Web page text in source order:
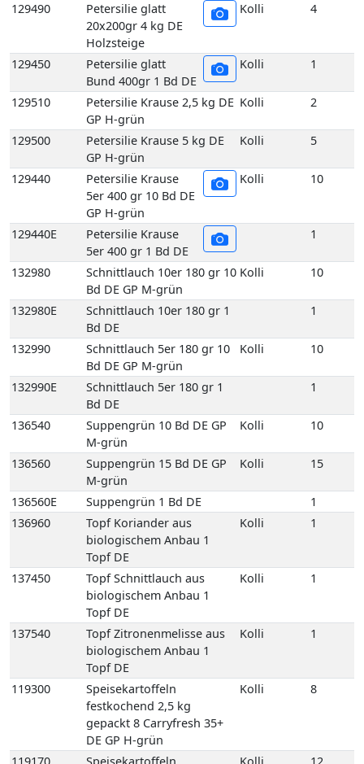
129490
Petersilie glatt
20x200gr 4 kg DE
Holzsteige
Kolli 4
129450
Petersilie glatt
Bund 400gr 1 Bd DE
Kolli 1
129510
Petersilie Krause 2,5 kg DE
GP H-grün
Kolli 2
129500
Petersilie Krause 5 kg DE
GP H-grün
Kolli 5
129440
Petersilie Krause
5er 400 gr 10 Bd DE
GP H-grün
Kolli 10
129440E
Petersilie Krause
5er 400 gr 1 Bd DE
1
132980
Schnittlauch 10er 180 gr 10
Bd DE GP M-grün
Kolli 10
132980E
Schnittlauch 10er 180 gr 1
Bd DE
1
132990
Schnittlauch 5er 180 gr 10
Bd DE GP M-grün
Kolli 10
132990E
Schnittlauch 5er 180 gr 1
Bd DE
1
136540
Suppengrün 10 Bd DE GP
M-grün
Kolli 10
136560
Suppengrün 15 Bd DE GP
M-grün
Kolli 15
136560E Suppengrün 1 Bd DE
1
136960
Topf Koriander aus
biologischem Anbau 1
Topf DE
Kolli 1
137450
Topf Schnittlauch aus
biologischem Anbau 1
Topf DE
Kolli 1
137540
Topf Zitronenmelisse aus
biologischem Anbau 1
Topf DE
Kolli 1
119300
Speisekartoffeln
festkochend 2,5 kg
gepackt 8 Carryfresh 35+
DE GP H-grün
Kolli 8